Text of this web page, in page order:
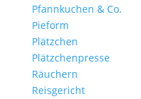
Pfannkuchen & Co.
Pieform
Plätzchen
Plätzchenpresse
Räuchern
Reisgericht